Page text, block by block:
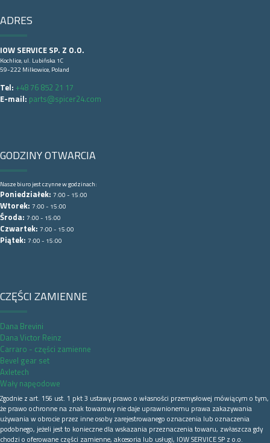
ADRES
IOW SERVICE SP. Z O.O.
Kochlice, ul. Lubińska 1C
59-222 Milkowice, Poland
Tel: +48 76 852 21 17
E-mail: parts@spicer24.com
GODZINY OTWARCIA
Nasze biuro jest czynne w godzinach:
Poniedziałek: 7:00 - 15:00
Wtorek: 7:00 - 15:00
Środa: 7:00 - 15:00
Czwartek: 7:00 - 15:00
Piątek: 7:00 - 15:00
CZĘŚCI ZAMIENNE
Dana Brevini
Dana Victor Reinz
Carraro - części zamienne
Bevel gear set
Axletech
Wały napęodowe
Zgodnie z art. 156 ust. 1 pkt 3 ustawy prawo o własności przemysłowej mówiącym o tym,
że prawo ochronne na znak towarowy nie daje uprawnionemu prawa zakazywania
używania w obrocie przez inne osoby zarejestrowanego oznaczenia lub oznaczenia
podobnego, jeżeli jest to konieczne dla wskazania przeznaczenia towaru, zwłaszcza gdy
chodzi o oferowane części zamienne, akcesoria lub usługi, IOW SERVICE SP z o.o.